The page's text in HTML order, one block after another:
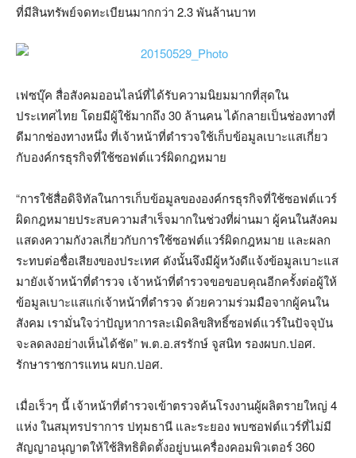
ที่มีสินทรัพย์จดทะเบียนมากกว่า 2.3 พันล้านบาท
เฟซบุ๊ค สื่อสังคมออนไลน์ที่ได้รับความนิยมมากที่สุดใน
ประเทศไทย โดยมีผู้ใช้มากถึง 30 ล้านคน ได้กลายเป็นช่องทางที่
ดีมากช่องทางหนึ่ง ที่เจ้าหน้าที่ตำรวจใช้เก็บข้อมูลเบาะแสเกี่ยว
กับองค์กรธุรกิจที่ใช้ซอฟต์แวร์ผิดกฎหมาย
“การใช้สื่อดิจิทัลในการเก็บข้อมูลขององค์กรธุรกิจที่ใช้ซอฟต์แวร์
ผิดกฎหมายประสบความสำเร็จมากในช่วงที่ผ่านมา ผู้คนในสังคม
แสดงความกังวลเกี่ยวกับการใช้ซอฟต์แวร์ผิดกฎหมาย และผลก
ระทบต่อชื่อเสียงของประเทศ ดังนั้นจึงมีผู้หวังดีแจ้งข้อมูลเบาะแส
มายังเจ้าหน้าที่ตำรวจ เจ้าหน้าที่ตำรวจขอขอบคุณอีกครั้งต่อผู้ให้
ข้อมูลเบาะแสแก่เจ้าหน้าที่ตำรวจ ด้วยความร่วมมือจากผู้คนใน
สังคม เรามั่นใจว่าปัญหาการละเมิดลิขสิทธิ์ซอฟต์แวร์ในปัจจุบัน
จะลดลงอย่างเห็นได้ชัด” พ.ต.อ.สรรักษ์ จูสนิท รองผบก.ปอศ.
รักษาราชการแทน ผบก.ปอศ.
เมื่อเร็วๆ นี้ เจ้าหน้าที่ตำรวจเข้าตรวจค้นโรงงานผู้ผลิตรายใหญ่ 4
แห่ง ในสมุทรปราการ ปทุมธานี และระยอง พบซอฟต์แวร์ที่ไม่มี
สัญญาอนุญาตให้ใช้สิทธิติดตั้งอยู่บนเครื่องคอมพิวเตอร์ 360